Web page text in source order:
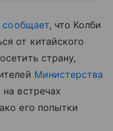
сообщает, что Колби
от китайского
страну,
Министерства
встречах
его попытки